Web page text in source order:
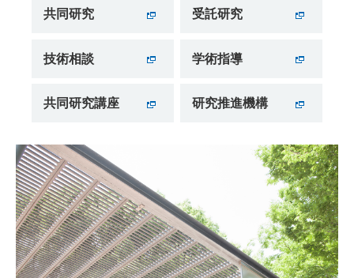
共同研究 受託研究
技術相談 学術指導
共同研究講座 研究推進機構